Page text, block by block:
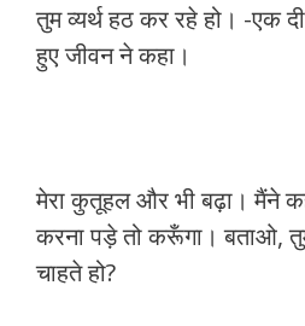
तुम व्यर्थ हठ कर रहे हो। -एक
हुए जीवन ने कहा।
मेरा कुतूहल और भी बढ़ा। मैंने
करना पड़े तो करूँगा। बताओ,
चाहते हो?